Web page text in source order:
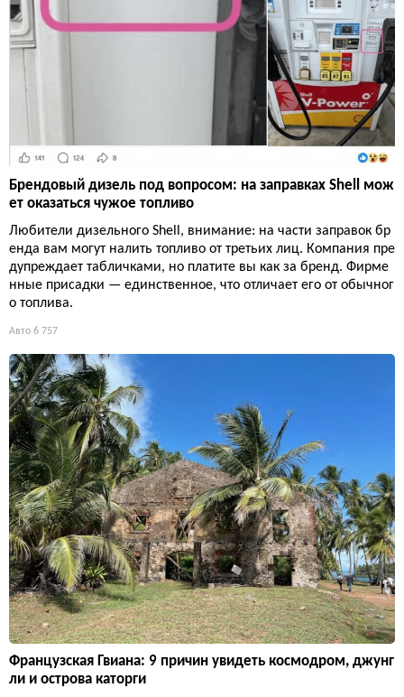
Брендовый дизель под вопросом: на заправках Shell мож
ет оказаться чужое топливо
Любители дизельного Shell, внимание: на части заправок бр
енда вам могут налить топливо от третьих лиц. Компания пре
дупреждает табличками, но платите вы как за бренд. Фирме
нные присадки — единственное, что отличает его от обычног
о топлива.
Авто 6 757
Французская Гвиана: 9 причин увидеть космодром, джунг
ли и острова каторги